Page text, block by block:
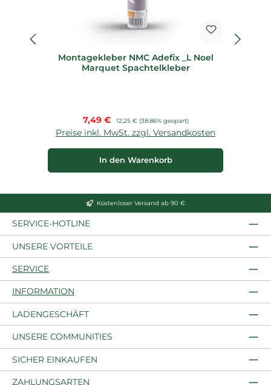
Montagekleber NMC Adefix _L Noel
Marquet Spachtelkleber
Verkaufspreis:
7,49 € Regulärer Preis:
12,25 € (38.86% gespart)
Preise inkl. MwSt. zzgl. Versandkosten
In den Warenkorb
Kostenloser Versand ab 90 €
SERVICE-HOTLINE
UNSERE VORTEILE
SERVICE
INFORMATION
LADENGESCHÄFT
UNSERE COMMUNITIES
SICHER EINKAUFEN
ZAHLUNGSARTEN